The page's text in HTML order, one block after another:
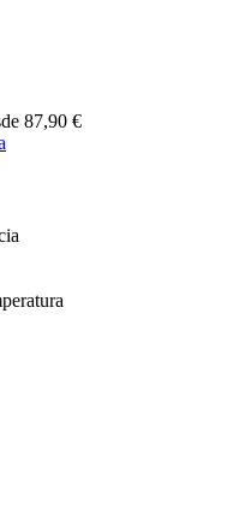
87,90 €